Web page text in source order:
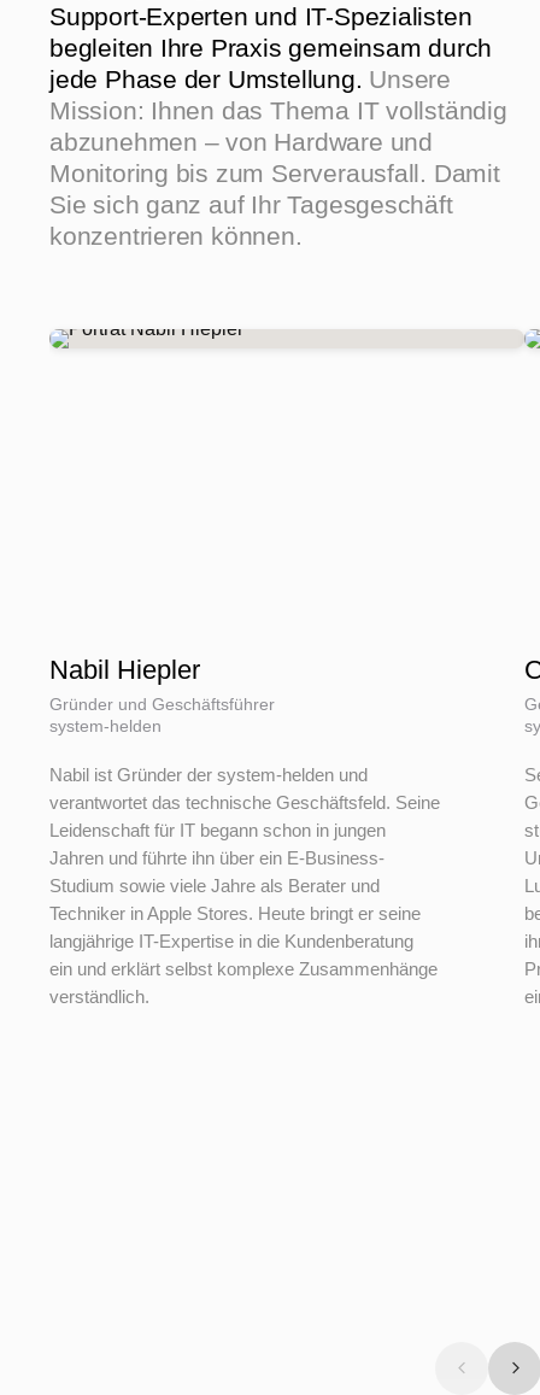
Support-Experten und IT-Spezialisten
begleiten Ihre Praxis gemeinsam durch
jede Phase der Umstellung. Unsere
Mission: Ihnen das Thema IT vollständig
abzunehmen – von Hardware und
Monitoring bis zum Serverausfall. Damit
Sie sich ganz auf Ihr Tagesgeschäft
konzentrieren können.
Nabil Hiepler
Gründer und Geschäftsführer
system-helden
Nabil ist Gründer der system-helden und
verantwortet das technische Geschäftsfeld. Seine
Leidenschaft für IT begann schon in jungen
Jahren und führte ihn über ein E-Business-
Studium sowie viele Jahre als Berater und
Techniker in Apple Stores. Heute bringt er seine
langjährige IT-Expertise in die Kundenberatung
ein und erklärt selbst komplexe Zusammenhänge
verständlich.